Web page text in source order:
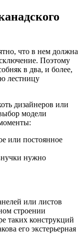
что в нем должна
Поэтому
в два, и более,
лестницу
дизайнеров или
модели
или постоянное
нужно
или листов
строении
таких конструкций
его экстерьерная